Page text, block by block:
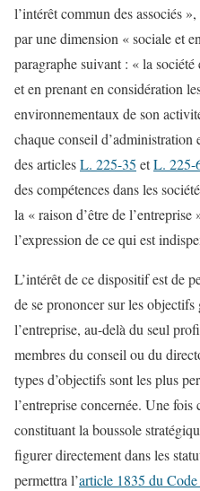
l’intérêt commun des associés
par une dimension « sociale et
paragraphe suivant : « la
et en prenant en considération
environnementaux de son
chaque conseil
des articlesL. 225-35 etL. 225-
des compétences dans les
la « raison d’être de
l’expression de ce qui est
L’intérêt de ce dispositif est de
de se prononcer sur les
l’entreprise, au-delà du seul
membres du conseil ou du
types d’objectifs sont les plus
l’entreprise concernée. Une fois
constituant la boussole
figurer directement dans les
permettra l’article 1835 du